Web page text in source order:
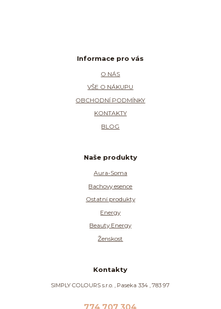
Informace pro vás
O NÁS
VŠE O NÁKUPU
OBCHODNÍ PODMÍNKY
KONTAKTY
BLOG
Naše produkty
Aura-Soma
Bachovy esence
Ostatní produkty
Energy
Beauty Energy
Ženskost
Kontakty
SIMPLY COLOURS s.r.o. , Paseka 334 , 783 97